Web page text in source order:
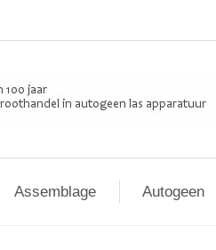
Assemblage Autogeen